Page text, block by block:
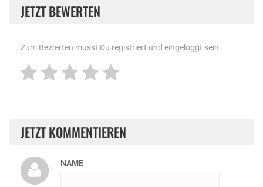
JETZT BEWERTEN
Zum Bewerten musst Du registriert und eingeloggt sein.
JETZT KOMMENTIEREN
NAME